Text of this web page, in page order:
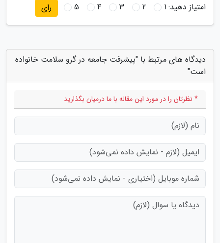
امتیاز دهید:1
2
3
4
5 رای
دیدگاه های مرتبط با "پیشرفت جامعه در گرو سلامت خانواده
است"
* نظرتان را در مورد این مقاله با ما درمیان بگذارید